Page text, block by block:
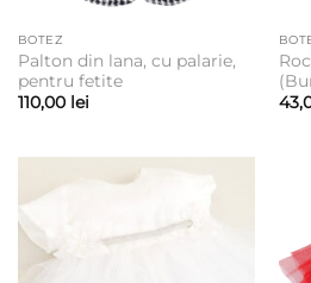
BOTEZ
Palton din lana, cu palarie,
pentru fetite
110,00 lei